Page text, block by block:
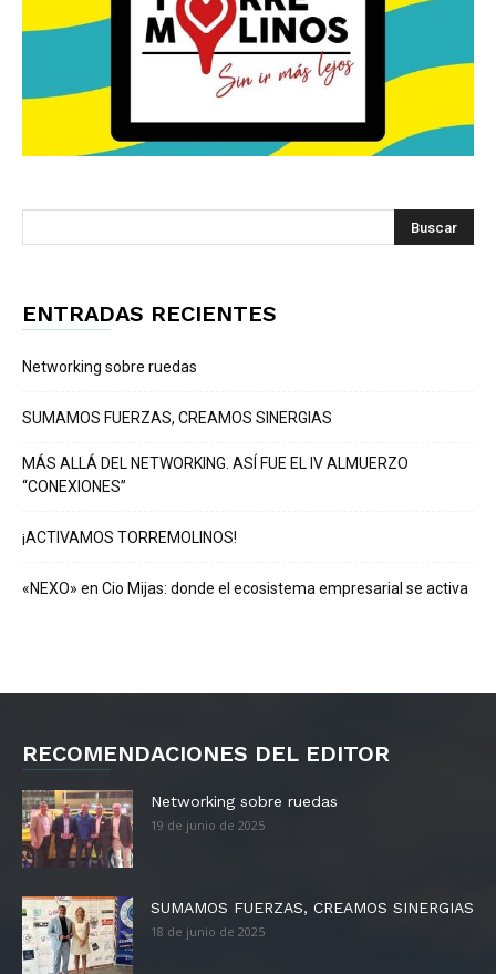
ENTRADAS RECIENTES
Networking sobre ruedas
SUMAMOS FUERZAS, CREAMOS SINERGIAS
MÁS ALLÁ DEL NETWORKING. ASÍ FUE EL IV ALMUERZO
“CONEXIONES”
¡ACTIVAMOS TORREMOLINOS!
«NEXO» en Cio Mijas: donde el ecosistema empresarial se activa
RECOMENDACIONES DEL EDITOR
Networking sobre ruedas
19 de junio de 2025
SUMAMOS FUERZAS, CREAMOS SINERGIAS
18 de junio de 2025